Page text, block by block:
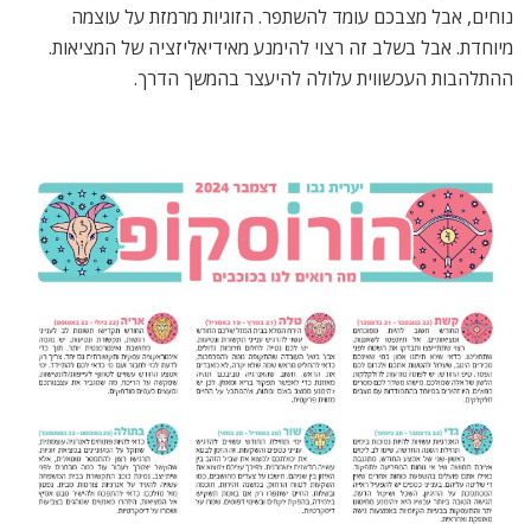
נוחים, אבל מצבכם עומד להשתפר. הזוגיות מרמזת על עוצמה
מיוחדת. אבל בשלב זה רצוי להימנע מאידיאליזציה של המציאות.
ההתלהבות העכשווית עלולה להיעצר בהמשך הדרך.